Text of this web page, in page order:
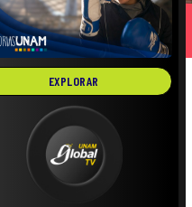
EXPLORAR
SALUD